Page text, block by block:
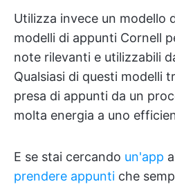
Utilizza invece un modello
modelli di appunti Cornell
note rilevanti e utilizzabili
Qualsiasi di questi modelli
presa di appunti da un
molta energia a uno
E se stai cercando un'app
prendere appunti che